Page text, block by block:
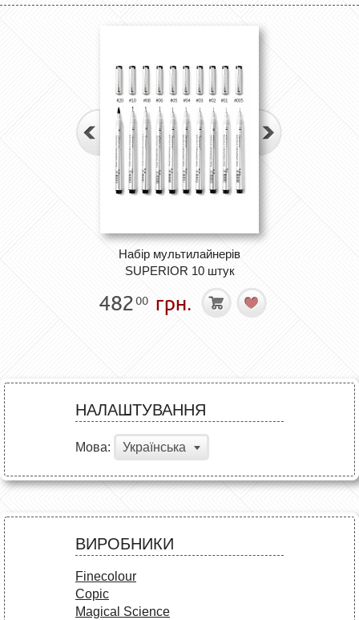
Набір мультилайнерів
SUPERIOR 10 штук
48200 грн.
НАЛАШТУВАННЯ
Мова: Українська
ВИРОБНИКИ
Finecolour
Copic
Magical Science